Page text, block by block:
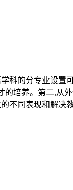
的分专业设置
培养。第二,
同表现和解决